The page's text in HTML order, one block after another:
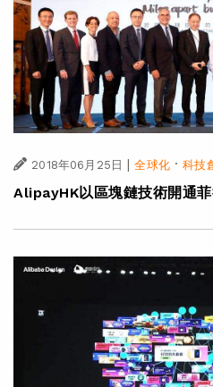
2018年06月25日 | 全球化·科技
AlipayHK以區塊鏈技術開通